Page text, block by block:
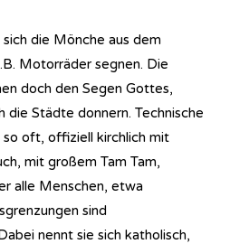
die Mönche aus dem
Motorräder segnen. Die
doch den Segen Gottes,
die Städte donnern. Technische
oft, offiziell kirchlich mit
mit großem Tam Tam,
alle Menschen, etwa
sind
nennt sie sich katholisch,